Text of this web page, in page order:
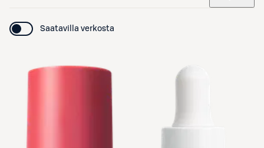
Saatavilla verkosta